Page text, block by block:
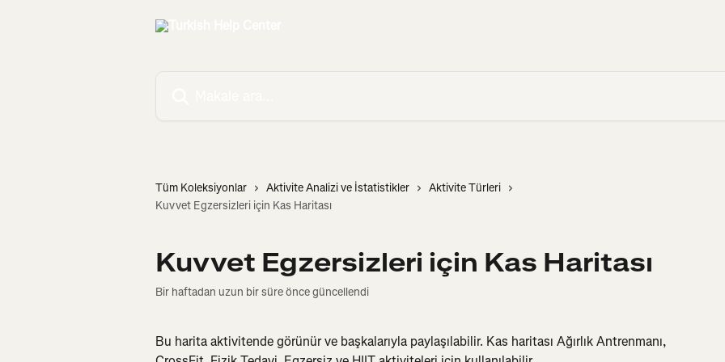
Tüm Koleksiyonlar Aktivite Analizi ve İstatistikler
Aktivite Türleri
Kuvvet Egzersizleri için Kas Haritası
Kuvvet Egzersizleri için Kas Haritası
Bir haftadan uzun bir süre önce güncellendi
Bu harita aktivitende görünür ve başkalarıyla paylaşılabilir. Kas haritası Ağırlık Antrenmanı,